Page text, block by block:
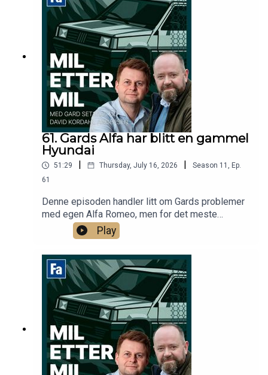
61. Gards Alfa har blitt en gammel
Hyundai
51:29 Thursday, July 16, 2026 Season 11 , Ep.
61
Denne episoden handler litt om Gards problemer
med egen Alfa Romeo, men for det meste
snakkes det om feriebiler for to til 150 000
Play